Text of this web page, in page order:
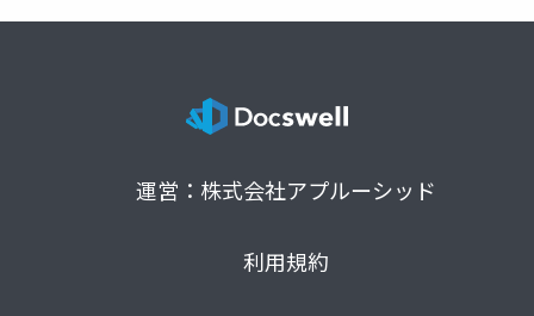
運営：株式会社アプルーシッド
利用規約